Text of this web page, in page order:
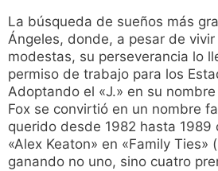
La búsqueda de sueños más
Ángeles, donde, a pesar de
modestas, su perseverancia lo
permiso de trabajo para los
Adoptando el «J.» en su
Fox se convirtió en un nombre
querido desde 1982 hasta 1989
«Alex Keaton» en «Family Ties»
ganando no uno, sino cuatro